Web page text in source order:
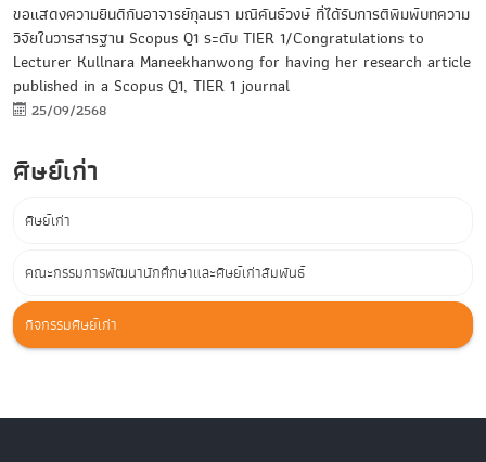
ขอแสดงความยินดีกับอาจารย์กุลนรา มณีคันธ์วงษ์ ที่ได้รับการตีพิมพ์บทความ
วิจัยในวารสารฐาน Scopus Q1 ระดับ TIER 1/Congratulations to
Lecturer Kullnara Maneekhanwong for having her research article
published in a Scopus Q1, TIER 1 journal
25/09/2568
ศิษย์เก่า
ศิษย์เก่า
คณะกรรมการพัฒนานักศึกษาและศิษย์เก่าสัมพันธ์
กิจกรรมศิษย์เก่า